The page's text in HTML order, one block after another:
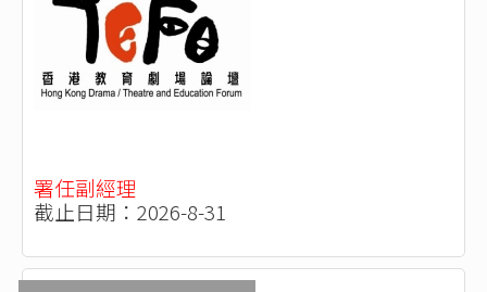
署任副經理
截止日期：2026-8-31